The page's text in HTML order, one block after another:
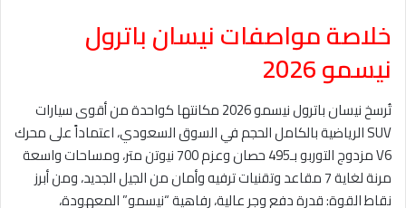
خلاصة مواصفات نيسان باترول
نيسمو 2026
تُرسخ نيسان باترول نيسمو 2026 مكانتها كواحدة من أقوى سيارات
SUV الرياضية بالكامل الحجم في السوق السعودي، اعتماداً على محرك
V6 مزدوج التوربو بـ495 حصان وعزم 700 نيوتن متر، ومساحات واسعة
مرنة لغاية 7 مقاعد وتقنيات ترفيه وأمان من الجيل الجديد، ومن أبرز
نقاط القوة: قدرة دفع وجر عالية، رفاهية “نيسمو” المعهودة،